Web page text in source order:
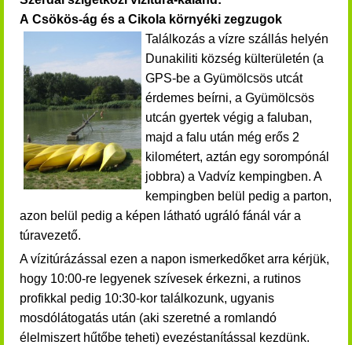
A Csökös-ág és a Cikola környéki zegzugok
Találkozás a vízre szállás helyén
Dunakiliti község külterületén (a
GPS-be a Gyümölcsös utcát
érdemes beírni, a Gyümölcsös
utcán gyertek végig a faluban,
majd a falu után még erős 2
kilométert, aztán egy sorompónál
jobbra) a Vadvíz kempingben. A
kempingben belül pedig a parton,
azon belül pedig a képen látható ugráló fánál vár a
túravezető.
A vízitúrázással ezen a napon ismerkedőket arra kérjük,
hogy 10:00-re legyenek szívesek érkezni, a rutinos
profikkal pedig 10:30-kor találkozunk, ugyanis
mosdólátogatás után (aki szeretné a romlandó
élelmiszert hűtőbe teheti) evezéstanítással kezdünk.